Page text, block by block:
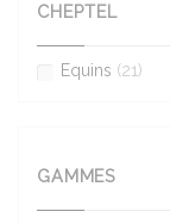
CHEPTEL
Equins (21)
GAMMES